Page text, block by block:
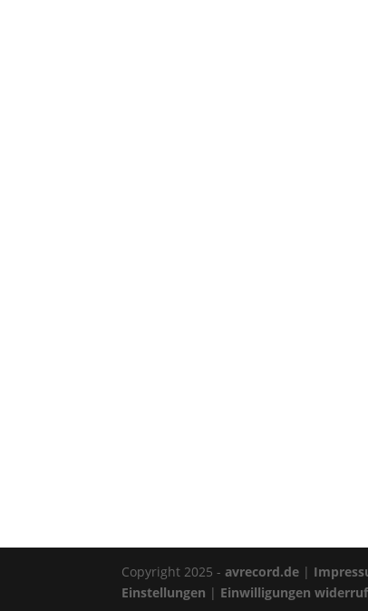
Copyright 2025 -avrecord.de |
Einstellungen | Einwilligungen